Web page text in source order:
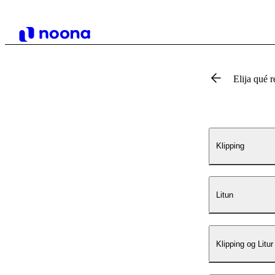
Elija qué
Klipping
Litun
Klipping og Litur